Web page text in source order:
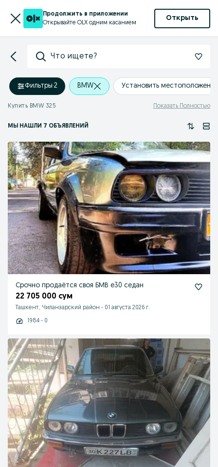
Продолжить в приложении
Открывайте OLX одним касанием
Открыть
Что ищете?
Фильтры·2 BMW Установить местоположение
Купить BMW 325 Показать Полностью
МЫ НАШЛИ 7 ОБЪЯВЛЕНИЙ
Срочно продаётся своя БМВ е30 седан
22 705 000 сум
Ташкент, Чиланзарский район - 01 августа 2026 г.
1984 - 0